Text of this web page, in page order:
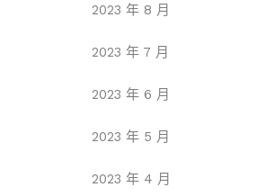
2023 年 8 月
2023 年 7 月
2023 年 6 月
2023 年 5 月
2023 年 4 月